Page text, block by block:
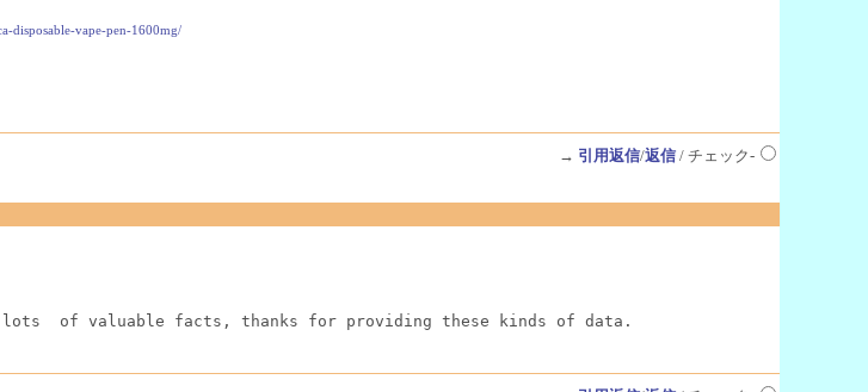
disposable-vape-pen-1600mg/
→ 引用返信/返信/ チェック-
of valuable facts, thanks for providing these kinds of data.